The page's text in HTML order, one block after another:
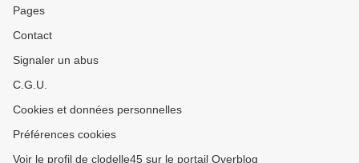
Pages
Contact
Signaler un abus
C.G.U.
Cookies et données personnelles
Préférences cookies
Voir le profil de clodelle45 sur le portail Overblog